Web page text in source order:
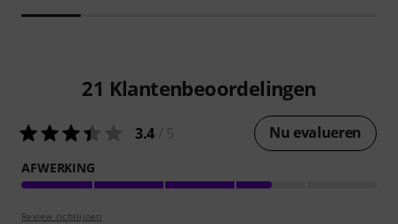
21 Klantenbeoordelingen
3.4 Nu evalueren
AFWERKING
Review richtlijnen